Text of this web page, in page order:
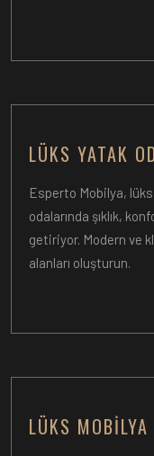
LÜKS YATAK
Esperto Mobilya, lüks
odalarında şıklık,
getiriyor. Modern ve
alanları oluşturun.
LÜKS MOBILYA